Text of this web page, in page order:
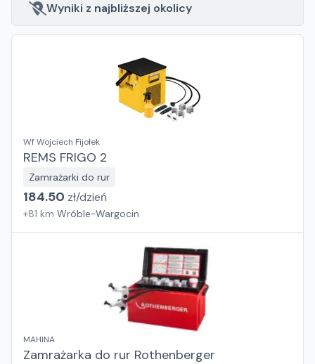
Wyniki z najbliższej okolicy
Wf Wojciech Fijołek
REMS FRIGO 2
Zamrażarki do rur
184.50 zł/dzień
+81 km Wróble-Wargocin
MAHINA
Zamrażarka do rur Rothenberger